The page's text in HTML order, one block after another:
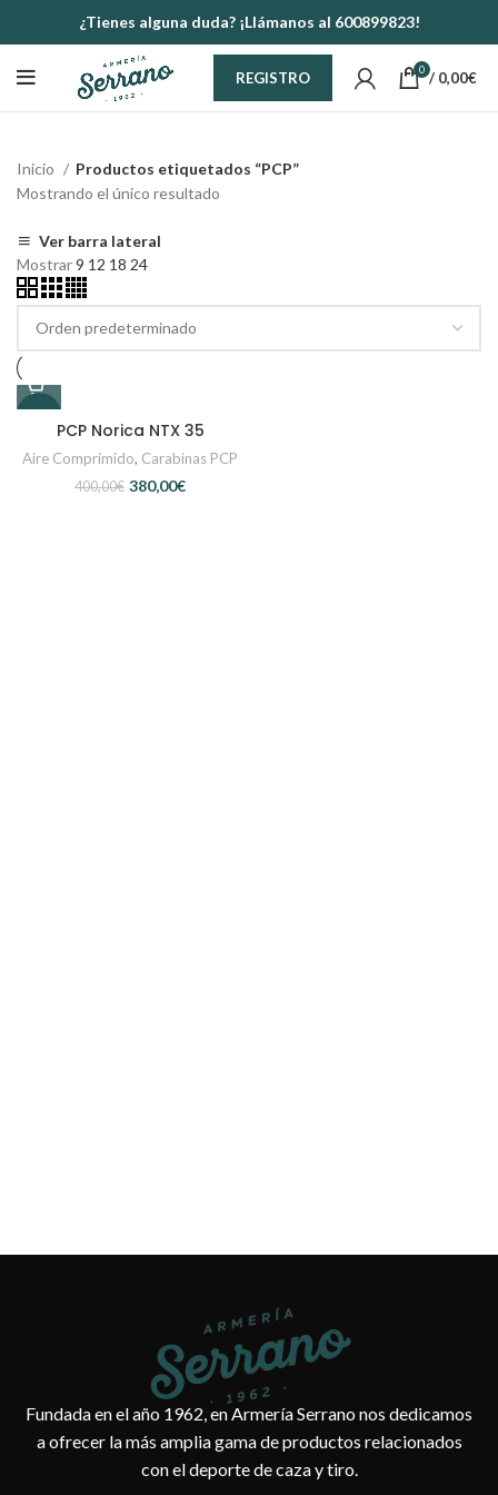
¿Tienes alguna duda? ¡Llámanos al 600899823!
REGISTRO 0 / 0,00€
Inicio
Productos etiquetados “PCP”
Mostrando el único resultado
Ver barra lateral
Mostrar9 12 18 24
PCP Norica NTX 35
Aire Comprimido, Carabinas PCP
400,00€ 380,00€
Fundada en el año 1962, en Armería Serrano nos dedicamos
a ofrecer la más amplia gama de productos relacionados
con el deporte de caza y tiro.